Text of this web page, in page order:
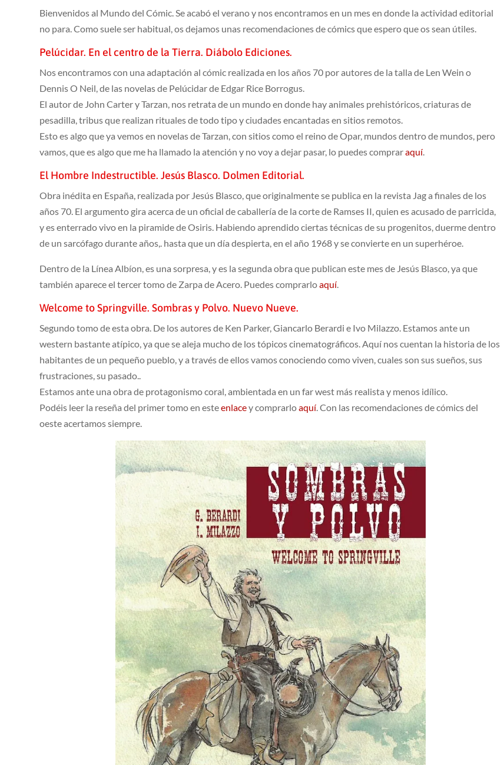
Bienvenidos al Mundo del Cómic. Se acabó el verano y nos encontramos en un mes en donde la actividad editorial
no para. Como suele ser habitual, os dejamos unas recomendaciones de cómics que espero que os sean útiles.
Pelúcidar. En el centro de la Tierra. Diábolo Ediciones.
Nos encontramos con una adaptación al cómic realizada en los años 70 por autores de la talla de Len Wein o
Dennis O Neil, de las novelas de Pelúcidar de Edgar Rice Borrogus.
El autor de John Carter y Tarzan, nos retrata de un mundo en donde hay animales prehistóricos, criaturas de
pesadilla, tribus que realizan rituales de todo tipo y ciudades encantadas en sitios remotos.
Esto es algo que ya vemos en novelas de Tarzan, con sitios como el reino de Opar, mundos dentro de mundos, pero
vamos, que es algo que me ha llamado la atención y no voy a dejar pasar, lo puedes compraraquí.
El Hombre Indestructible. Jesús Blasco. Dolmen Editorial.
Obra inédita en España, realizada por Jesús Blasco, que originalmente se publica en la revista Jag a finales de los
años 70. El argumento gira acerca de un oficial de caballería de la corte de Ramses II, quien es acusado de parricida,
y es enterrado vivo en la piramide de Osiris. Habiendo aprendido ciertas técnicas de su progenitos, duerme dentro
de un sarcófago durante años,. hasta que un día despierta, en el año 1968 y se convierte en un superhéroe.
Dentro de la Línea Albíon, es una sorpresa, y es la segunda obra que publican este mes de Jesús Blasco, ya que
también aparece el tercer tomo de Zarpa de Acero. Puedes comprarloaquí.
Welcome to Springville. Sombras y Polvo. Nuevo Nueve.
Segundo tomo de esta obra. De los autores de Ken Parker, Giancarlo Berardi e Ivo Milazzo. Estamos ante un
western bastante atípico, ya que se aleja mucho de los tópicos cinematográficos. Aquí nos cuentan la historia de los
habitantes de un pequeño pueblo, y a través de ellos vamos conociendo como viven, cuales son sus sueños, sus
frustraciones, su pasado..
Estamos ante una obra de protagonismo coral, ambientada en un far west más realista y menos idílico.
Podéis leer la reseña del primer tomo en esteenlacey comprarloaquí. Con las recomendaciones de cómics del
oeste acertamos siempre.